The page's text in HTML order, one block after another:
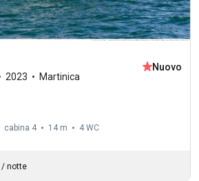
2023 Martinica
Nuovo
cabina 4 14 m 4 WC
/ notte